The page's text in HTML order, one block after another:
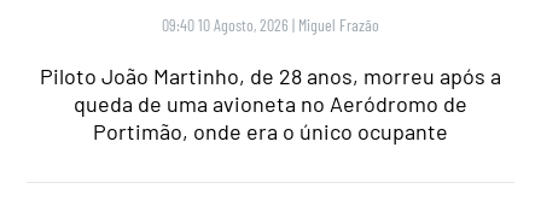
09:40 10 Agosto, 2026 | Miguel Frazão
Piloto João Martinho, de 28 anos, morreu após a
queda de uma avioneta no Aeródromo de
Portimão, onde era o único ocupante